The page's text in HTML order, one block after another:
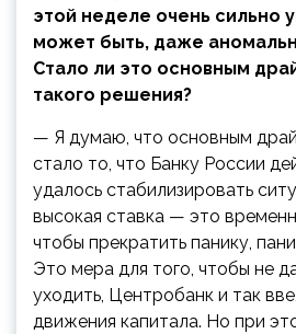
этой неделе очень сильно
может быть, даже
Стало ли это основным
такого решения?
— Я думаю, что основным
стало то, что Банку России
удалось стабилизировать
высокая ставка — это
чтобы прекратить панику,
Это мера для того, чтобы не
уходить, Центробанк и так
движения капитала. Но при